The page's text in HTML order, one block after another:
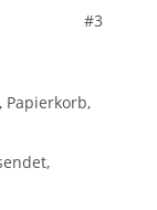
#3
Papierkorb,